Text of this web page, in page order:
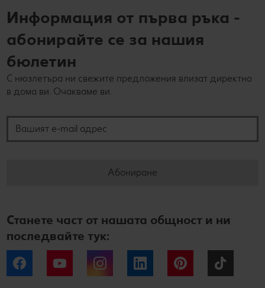
Информация от първа ръка -
абонирайте се за нашия
бюлетин
С нюзлетъра ни свежите предложения влизат директно
в дома ви. Очакваме ви.
Абониране
Станете част от нашата общност и ни
последвайте тук:
Facebook YouTube Instagram LinkedIn Pinterest